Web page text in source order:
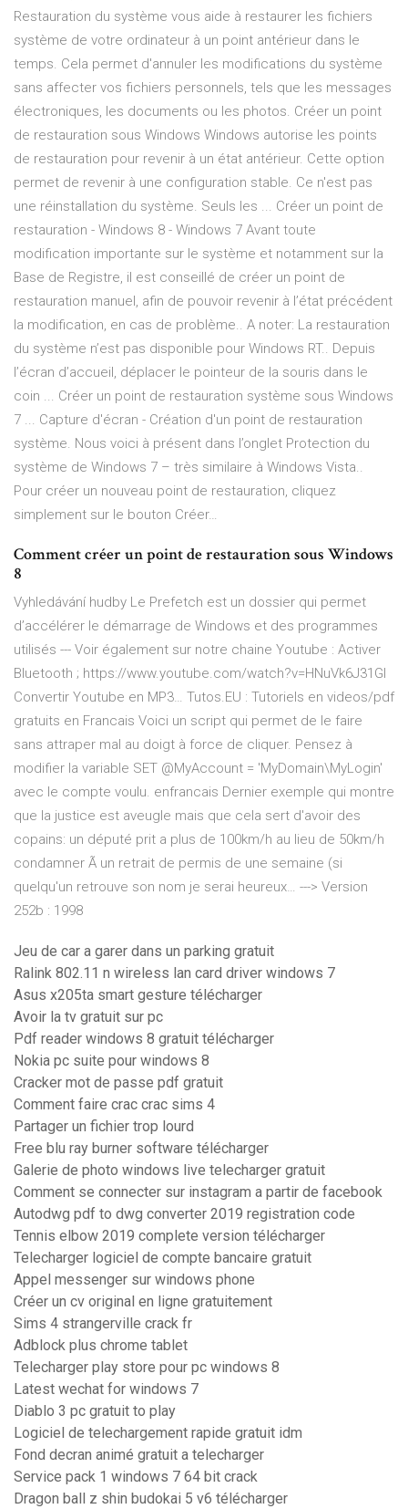
Restauration du système vous aide à restaurer les fichiers
système de votre ordinateur à un point antérieur dans le
temps. Cela permet d'annuler les modifications du système
sans affecter vos fichiers personnels, tels que les messages
électroniques, les documents ou les photos. Créer un point
de restauration sous Windows Windows autorise les points
de restauration pour revenir à un état antérieur. Cette option
permet de revenir à une configuration stable. Ce n'est pas
une réinstallation du système. Seuls les ... Créer un point de
restauration - Windows 8 - Windows 7 Avant toute
modification importante sur le système et notamment sur la
Base de Registre, il est conseillé de créer un point de
restauration manuel, afin de pouvoir revenir à l’état précédent
la modification, en cas de problème.. A noter: La restauration
du système n’est pas disponible pour Windows RT.. Depuis
l’écran d’accueil, déplacer le pointeur de la souris dans le
coin ... Créer un point de restauration système sous Windows
7 ... Capture d'écran - Création d'un point de restauration
système. Nous voici à présent dans l’onglet Protection du
système de Windows 7 – très similaire à Windows Vista..
Pour créer un nouveau point de restauration, cliquez
simplement sur le bouton Créer…
Comment créer un point de restauration sous Windows
8
Vyhledávání hudby Le Prefetch est un dossier qui permet
d’accélérer le démarrage de Windows et des programmes
utilisés --- Voir également sur notre chaine Youtube : Activer
Bluetooth ; https://www.youtube.com/watch?v=HNuVk6J31GI
Convertir Youtube en MP3… Tutos.EU : Tutoriels en videos/pdf
gratuits en Francais Voici un script qui permet de le faire
sans attraper mal au doigt à force de cliquer. Pensez à
modifier la variable SET @MyAccount = 'MyDomain\MyLogin'
avec le compte voulu. enfrancais Dernier exemple qui montre
que la justice est aveugle mais que cela sert d'avoir des
copains: un député prit a plus de 100km/h au lieu de 50km/h
condamner Ã un retrait de permis de une semaine (si
quelqu'un retrouve son nom je serai heureux… ---> Version
252b : 1998
Jeu de car a garer dans un parking gratuit
Ralink 802.11 n wireless lan card driver windows 7
Asus x205ta smart gesture télécharger
Avoir la tv gratuit sur pc
Pdf reader windows 8 gratuit télécharger
Nokia pc suite pour windows 8
Cracker mot de passe pdf gratuit
Comment faire crac crac sims 4
Partager un fichier trop lourd
Free blu ray burner software télécharger
Galerie de photo windows live telecharger gratuit
Comment se connecter sur instagram a partir de facebook
Autodwg pdf to dwg converter 2019 registration code
Tennis elbow 2019 complete version télécharger
Telecharger logiciel de compte bancaire gratuit
Appel messenger sur windows phone
Créer un cv original en ligne gratuitement
Sims 4 strangerville crack fr
Adblock plus chrome tablet
Telecharger play store pour pc windows 8
Latest wechat for windows 7
Diablo 3 pc gratuit to play
Logiciel de telechargement rapide gratuit idm
Fond decran animé gratuit a telecharger
Service pack 1 windows 7 64 bit crack
Dragon ball z shin budokai 5 v6 télécharger